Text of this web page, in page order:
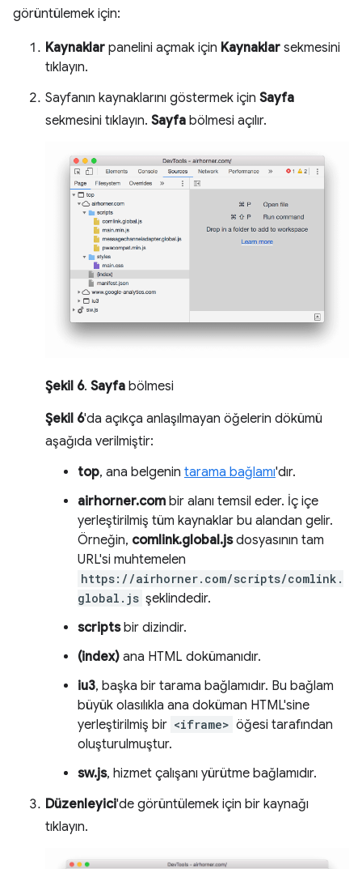
görüntülemek için:
Kaynaklar panelini açmak için Kaynaklar sekmesini
tıklayın.
Sayfanın kaynaklarını göstermek için Sayfa
sekmesini tıklayın. Sayfa bölmesi açılır.
Şekil 6. Sayfa bölmesi
Şekil 6'da açıkça anlaşılmayan öğelerin dökümü
aşağıda verilmiştir:
top, ana belgenin tarama bağlamı'dır.
airhorner.com bir alanı temsil eder. İç içe
yerleştirilmiş tüm kaynaklar bu alandan gelir.
Örneğin, comlink.global.jsdosyasının tam
URL'si muhtemelen
https://airhorner.com/scripts/comlink.
global.js şeklindedir.
scriptsbir dizindir.
(index) ana HTML dokümanıdır.
iu3, başka bir tarama bağlamıdır. Bu bağlam
büyük olasılıkla ana doküman HTML'sine
yerleştirilmiş bir <iframe> öğesi tarafından
oluşturulmuştur.
sw.js, hizmet çalışanı yürütme bağlamıdır.
Düzenleyici'de görüntülemek için bir kaynağı
tıklayın.